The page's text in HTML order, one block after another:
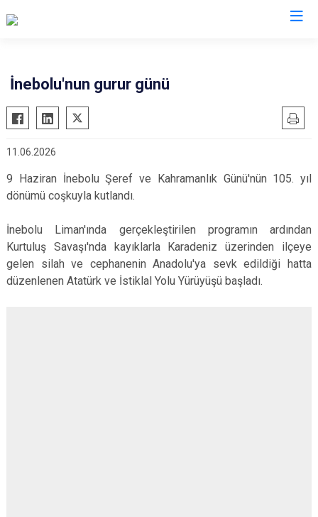
İnebolu'nun gurur günü
11.06.2026
9 Haziran İnebolu Şeref ve Kahramanlık Günü'nün 105. yıl
dönümü coşkuyla kutlandı.
İnebolu Liman'ında gerçekleştirilen programın ardından
Kurtuluş Savaşı'nda kayıklarla Karadeniz üzerinden ilçeye
gelen silah ve cephanenin Anadolu'ya sevk edildiği hatta
düzenlenen Atatürk ve İstiklal Yolu Yürüyüşü başladı.